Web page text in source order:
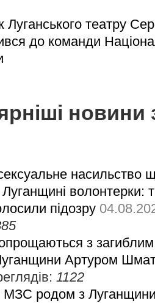
Луганського театру
до команди
новини
насильство
волонтерки:
підозру
з загиблим
Артуром
1122
МЗС родом з